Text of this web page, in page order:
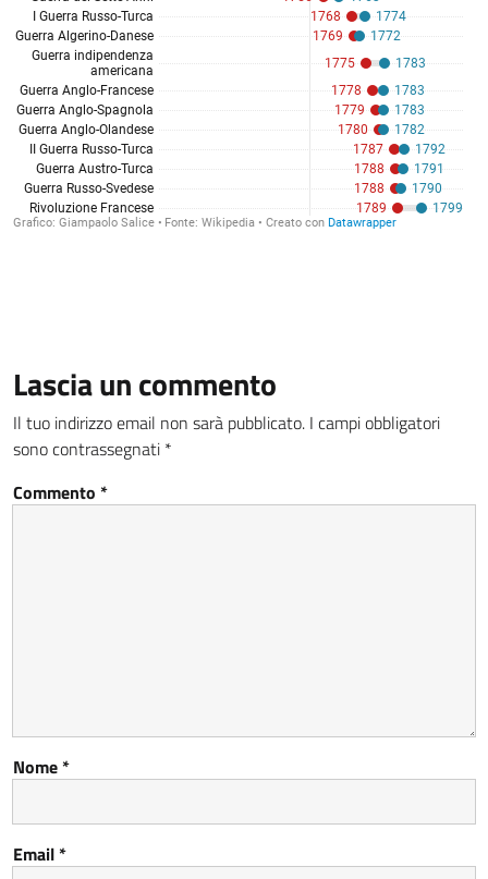
Lascia un commento
Il tuo indirizzo email non sarà pubblicato. I campi obbligatori
sono contrassegnati *
Commento *
Nome*
Email*